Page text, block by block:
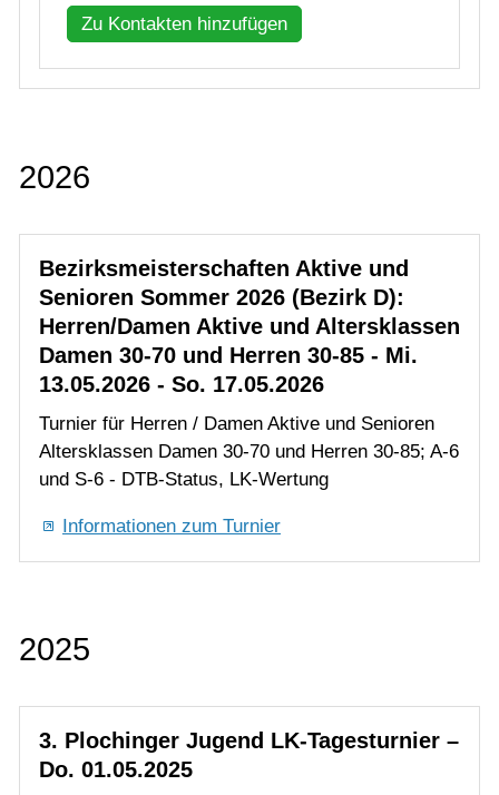
2026
Senioren Sommer 2026 (Bezirk D):
Herren/Damen Aktive und Altersklassen
Turnier für Herren / Damen Aktive und Senioren
Altersklassen Damen 30-70 und Herren 30-85; A-6
und S-6 - DTB-Status, LK-Wertung
Informationen zum Turnier
2025
Do. 01.05.2025
U18 LK 9-25 je m/w
Informationen zum Turnier